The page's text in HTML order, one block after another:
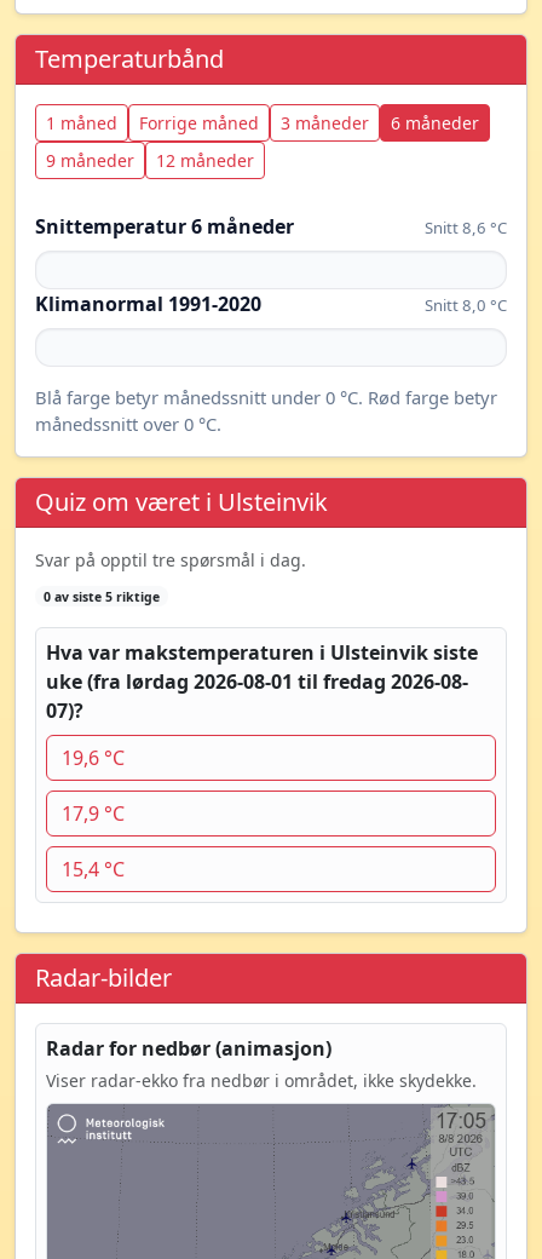
Temperaturbånd
1 måned Forrige måned 3 måneder
6 måneder
9 måneder
12 måneder
Snittemperatur 6 måneder Snitt 8,6 °C
Klimanormal 1991-2020 Snitt 8,0 °C
Blå farge betyr månedssnitt under 0 °C. Rød farge betyr
månedssnitt over 0 °C.
Quiz om været i Ulsteinvik
Svar på opptil tre spørsmål i dag.
0 av siste 5 riktige
Hva var makstemperaturen i Ulsteinvik siste
uke (fra lørdag 2026-08-01 til fredag 2026-08-
07)?
19,6 °C
17,9 °C
15,4 °C
Radar-bilder
Radar for nedbør (animasjon)
Viser radar-ekko fra nedbør i området, ikke skydekke.